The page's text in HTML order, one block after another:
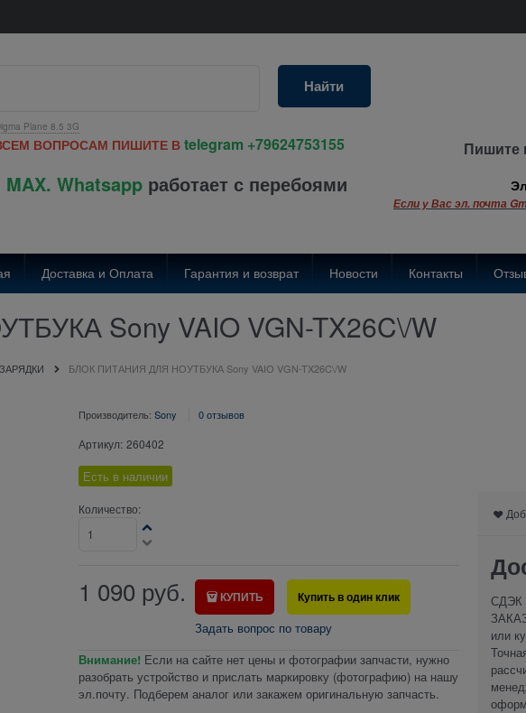
Plane 8.5 3G
Найти
ВОПРОСАМ ПИШИТЕ В telegram +79624753155
Whatsapp работает с перебоями
Пишите
Если у Вас эл. почта
Доставка и Оплата Гарантия и возврат Новости Контакты
Sony VAIO VGN-TX26C\/W
БЛОК ПИТАНИЯ ДЛЯ НОУТБУКА Sony VAIO VGN-TX26C\/W
Производитель: Sony 0 отзывов
Артикул: 260402
Есть в наличии
Количество:
1 090 руб. КУПИТЬ Купить в один клик
Задать вопрос по товару
Внимание! Если на сайте нет цены и фотографии запчасти, нужно
разобрать устройство и прислать маркировку (фотографию) на нашу
эл.почту. Подберем аналог или закажем оригинальную запчасть.
или